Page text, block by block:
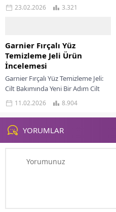
parçasıdır. Gün içerisinde maruz
kaldığımız...
23.02.2026 3.321
Garnier Fırçalı Yüz
Temizleme Jeli Ürün
İncelemesi
Garnier Fırçalı Yüz Temizleme Jeli:
Cilt Bakımında Yeni Bir Adım Cilt
bakım ürünleri arasında son
yıllarda adından sıkça söz ettiren...
11.02.2026 8.904
YORUMLAR